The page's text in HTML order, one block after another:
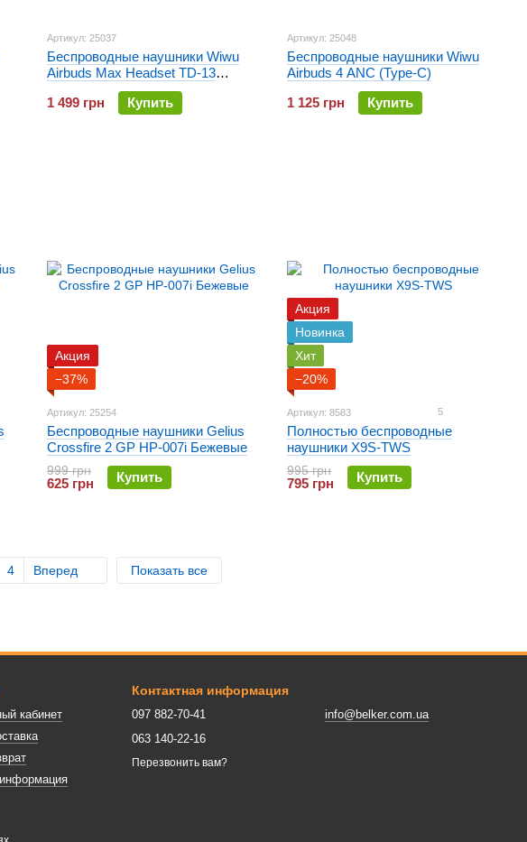
Артикул: 25037
Беспроводные наушники Wiwu
Airbuds Max Headset TD-13
1 499 грн
Купить
Артикул: 25048
Беспроводные наушники Wiwu
Airbuds 4 ANC (Type-C)
1 125 грн
Купить
Акция
−37%
Артикул: 25254
Беспроводные наушники Gelius
Crossfire 2 GP HP-007i Бежевые
999 грн
625 грн Купить
Акция
Новинка
Хит
−20%
Артикул: 8583 5
Полностью беспроводные
наушники X9S-TWS
995 грн
795 грн Купить
4 Вперед Показать все
кабинет
информация
Контактная информация
097 882-70-41
063 140-22-16
Перезвонить вам?
info@belker.com.ua